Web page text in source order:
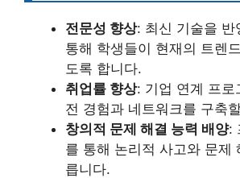
전문성 향상: 최신 기술을 반
통해 학생들이 현재의 트렌
도록 합니다.
취업률 향상: 기업 연계 프로
전 경험과 네트워크를 구축
창의적 문제 해결 능력 배양:
를 통해 논리적 사고와 문제
릅니다.